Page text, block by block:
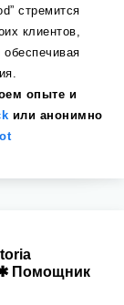
стремится
клиентов,
опыте и
или анонимно
Помощник